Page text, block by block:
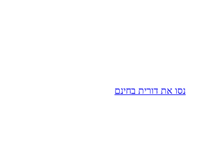
נסו את דורית בחינם